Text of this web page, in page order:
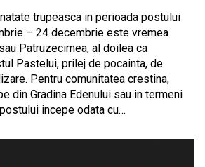
trupeasca in perioada postului
– 24 decembrie este vremea
Patruzecimea, al doilea ca
Pastelui, prilej de pocainta, de
Pentru comunitatea crestina,
din Gradina Edenului sau in termeni
incepe odata cu…